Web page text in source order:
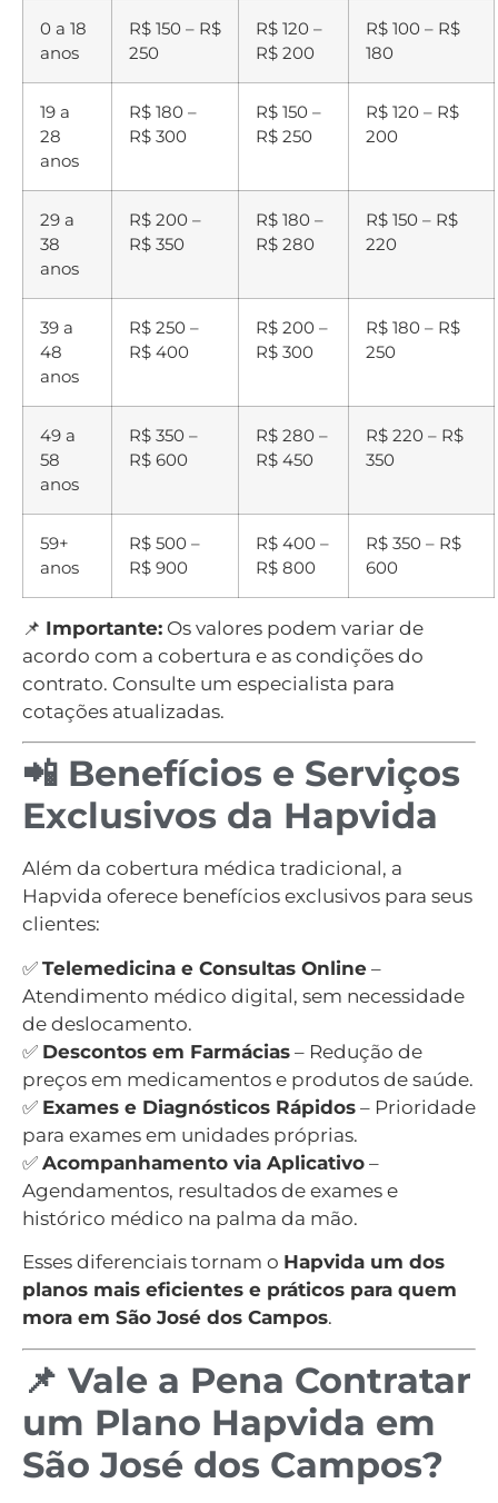
0 a 18
anos
R$ 150 – R$
250
R$ 120 –
R$ 200
R$ 100 – R$
180
19 a
28
anos
R$ 180 –
R$ 300
R$ 150 –
R$ 250
R$ 120 – R$
200
29 a
38
anos
R$ 200 –
R$ 350
R$ 180 –
R$ 280
R$ 150 – R$
220
39 a
48
anos
R$ 250 –
R$ 400
R$ 200 –
R$ 300
R$ 180 – R$
250
49 a
58
anos
R$ 350 –
R$ 600
R$ 280 –
R$ 450
R$ 220 – R$
350
59+
anos
R$ 500 –
R$ 900
R$ 400 –
R$ 800
R$ 350 – R$
600
📌 Importante: Os valores podem variar de
acordo com a cobertura e as condições do
contrato. Consulte um especialista para
cotações atualizadas.
📲 Benefícios e Serviços
Exclusivos da Hapvida
Além da cobertura médica tradicional, a
Hapvida oferece benefícios exclusivos para seus
clientes:
✅ Telemedicina e Consultas Online –
Atendimento médico digital, sem necessidade
de deslocamento.
✅ Descontos em Farmácias – Redução de
preços em medicamentos e produtos de saúde.
✅ Exames e Diagnósticos Rápidos – Prioridade
para exames em unidades próprias.
✅ Acompanhamento via Aplicativo –
Agendamentos, resultados de exames e
histórico médico na palma da mão.
Esses diferenciais tornam o Hapvida um dos
planos mais eficientes e práticos para quem
mora em São José dos Campos.
📌 Vale a Pena Contratar
um Plano Hapvida em
São José dos Campos?